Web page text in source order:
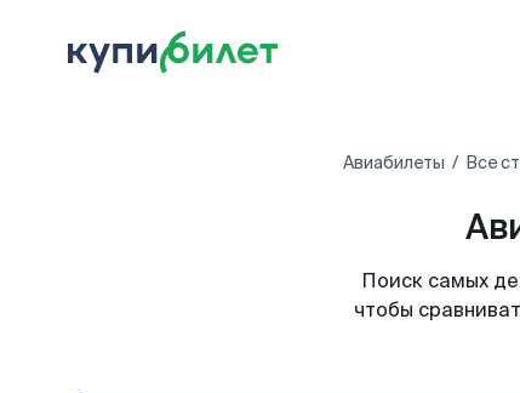
Авиабилеты Все
Поиск самых
чтобы